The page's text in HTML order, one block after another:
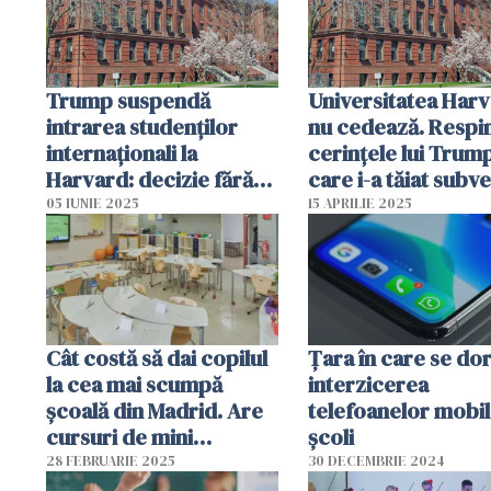
Trump suspendă
intrarea studenților
internaționali la
Harvard: decizie fără
precedent, pe fondul
unui conflict escaladat
05 IUNIE 2025
Universitatea
nu cedează.
cerinţele lui
care i-a tăiat
de 2 miliarde de
15 APRILIE 2025
Cât costă să dai copilul
la cea mai scumpă
școală din Madrid. Are
cursuri de mini
MasterChef, yoga sau
28 FEBRUARIE 2025
Țara în care se
interzicerea
telefoanelor
școli
30 DECEMBRIE 2024